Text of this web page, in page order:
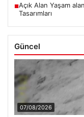
■Açık Alan Yaşam
Tasarımları
Güncel
07/08/2026